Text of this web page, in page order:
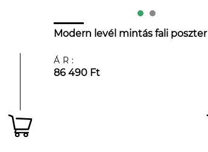
Modern levél mintás fali poszter
ÁR:
86 490 Ft